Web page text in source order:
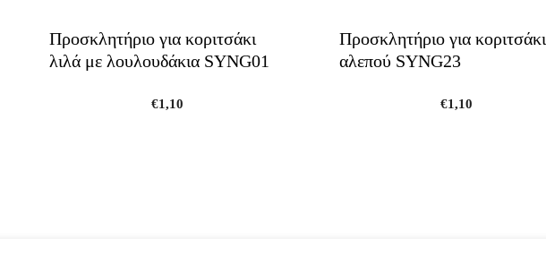
Προσκλητήριο για κοριτσάκι
λιλά με λουλουδάκια SYNG01
€1,10
Προσκλητήριο για κοριτσάκι
αλεπού SYNG23
€1,10